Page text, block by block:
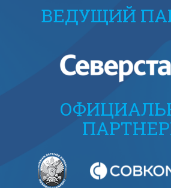
ВЕДУЩИЙ